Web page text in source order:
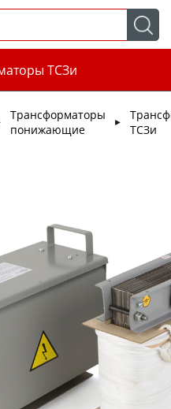
ТСЗи
Трансформаторы
понижающие
►
ТСЗи